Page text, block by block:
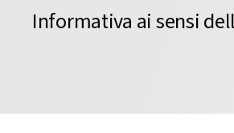
Informativa ai sensi